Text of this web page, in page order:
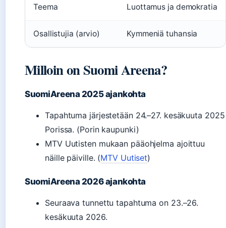
Teema Luottamus ja demokratia
Osallistujia (arvio) Kymmeniä tuhansia
Milloin on Suomi Areena?
SuomiAreena 2025 ajankohta
Tapahtuma järjestetään 24.–27. kesäkuuta 2025
Porissa. (Porin kaupunki)
MTV Uutisten mukaan pääohjelma ajoittuu
näille päiville. (MTV Uutiset)
SuomiAreena 2026 ajankohta
Seuraava tunnettu tapahtuma on 23.–26.
kesäkuuta 2026.